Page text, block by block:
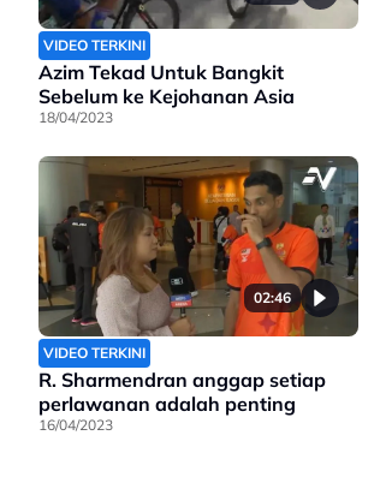
VIDEO TERKINI
Azim Tekad Untuk Bangkit
Sebelum ke Kejohanan Asia
18/04/2023
02:46
VIDEO TERKINI
R. Sharmendran anggap setiap
perlawanan adalah penting
16/04/2023